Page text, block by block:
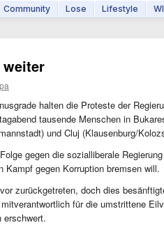
Community Lose Lifestyle
weiter
halten die Proteste der
tausende Menschen in
und Cluj (Klausenburg/
gegen die sozialliberale
gegen Korruption bremsen will.
zurückgetreten, doch dies
für die umstrittene
erschwert.